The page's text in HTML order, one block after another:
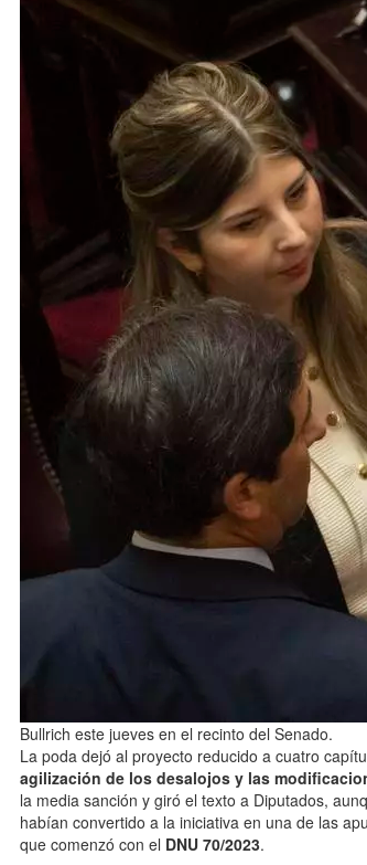
Bullrich este jueves en el recinto del Senado.
La poda dejó al proyecto reducido a cuatro
agilización de los desalojos y las
la media sanción y giró el texto a Diputados,
habían convertido a la iniciativa en una de las
que comenzó con el DNU 70/2023.